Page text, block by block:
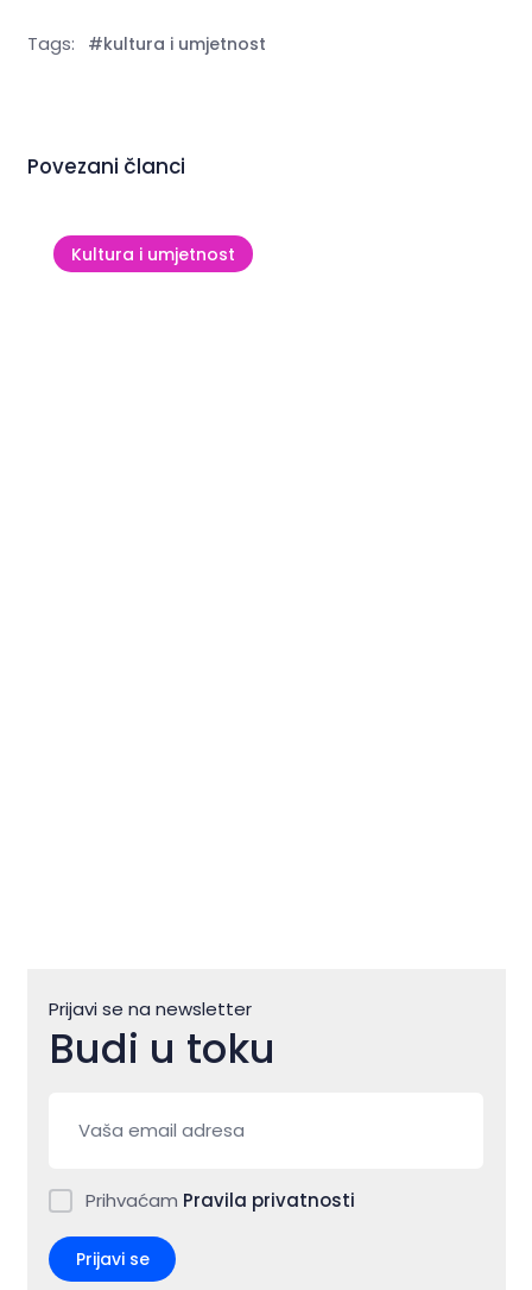
Tags: #kultura i umjetnost
Povezani članci
Kultura i umjetnost
Prijavi se na newsletter
Budi u toku
Prihvaćam Pravila privatnosti
Prijavi se